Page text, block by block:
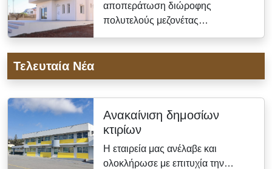
αποπεράτωση διώροφης
πολυτελούς μεζονέτας…
Τελευταία Νέα
Ανακαίνιση δημοσίων
κτιρίων
Η εταιρεία μας ανέλαβε και
ολοκλήρωσε με επιτυχία την…